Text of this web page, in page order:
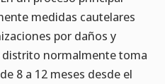
medidas cautelares
por daños y
normalmente toma
8 a 12 meses desde el